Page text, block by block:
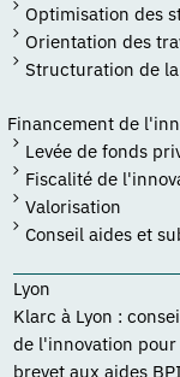
Optimisation des
Orientation des
Structuration de
Financement de
Levée de fonds
Fiscalité de
Valorisation
Conseil aides et
Lyon
Klarc à Lyon :
de l'innovation
brevet aux aides